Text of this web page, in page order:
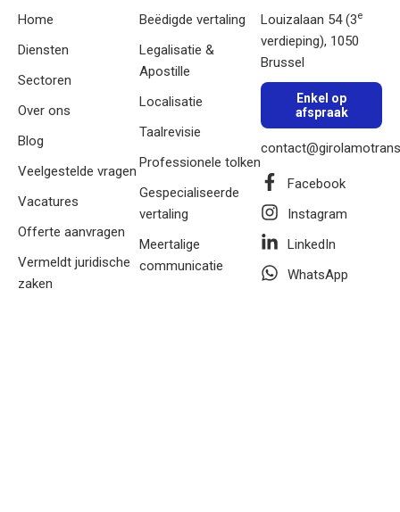
Home
Diensten
Sectoren
Over ons
Blog
Veelgestelde vragen
Vacatures
Offerte aanvragen
Vermeldt juridische
zaken
Beëdigde vertaling
Legalisatie &
Apostille
Localisatie
Taalrevisie
Professionele tolken
Gespecialiseerde
vertaling
Meertalige
communicatie
Louizalaan 54 (3e
verdieping), 1050
Brussel
Enkel op
afspraak
Facebook
Instagram
LinkedIn
WhatsApp